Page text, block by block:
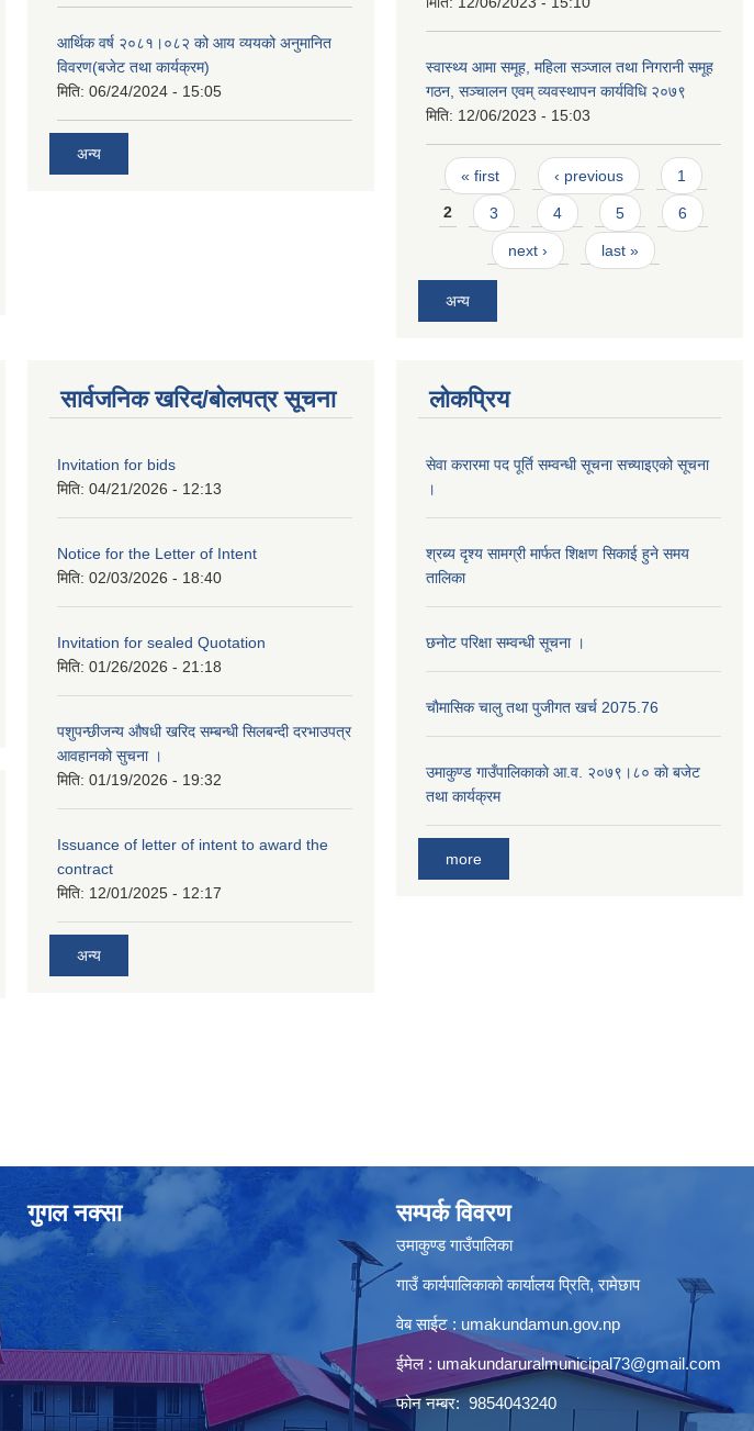
आर्थिक वर्ष २०८१।०८२ को आय व्ययको अनुमानित
विवरण(बजेट तथा कार्यक्रम)
मिति: 06/24/2024 - 15:05
अन्य
स्वास्थ्य आमा समूह, महिला सञ्जाल तथा निगरानी समूह
गठन, सञ्चालन एवम् व्यवस्थापन कार्यविधि २०७९
मिति: 12/06/2023 - 15:03
Pages
« first ‹ previous 1
2 3 4 5 6
next › last »
अन्य
सार्वजनिक खरिद/बोलपत्र सूचना
Invitation for bids
मिति: 04/21/2026 - 12:13
Notice for the Letter of Intent
मिति: 02/03/2026 - 18:40
Invitation for sealed Quotation
मिति: 01/26/2026 - 21:18
पशुपन्छीजन्य औषधी खरिद सम्बन्धी सिलबन्दी दरभाउपत्र
आवहानको सुचना ।
मिति: 01/19/2026 - 19:32
Issuance of letter of intent to award the
contract
मिति: 12/01/2025 - 12:17
अन्य
लोकप्रिय
सेवा करारमा पद पूर्ति सम्वन्धी सूचना सच्याइएको सूचना
।
श्रब्य दृश्य सामग्री मार्फत शिक्षण सिकाई हुने समय
तालिका
छनोट परिक्षा सम्वन्धी सूचना ।
चाैमासिक चालु तथा पुजीगत खर्च 2075.76
उमाकुण्ड गाउँपालिकाकाे आ.व. २०७९।८० काे बजेट
तथा कार्यक्रम
more
गुगल नक्सा सम्पर्क विवरण
उमाकुण्ड गाउँपालिका
गाउँ कार्यपालिकाको कार्यालय प्रिति, रामेछाप
वेब साईट : umakundamun.gov.np
ईमेल : umakundaruralmunicipal73@gmail.com
फोन नम्बर: 9854043240